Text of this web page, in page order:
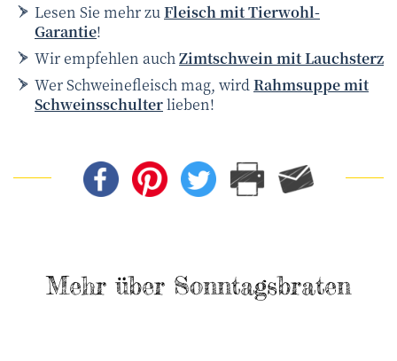
Lesen Sie mehr zuFleisch mit Tierwohl-
Garantie!
Wir empfehlen auchZimtschwein mit Lauchsterz
Wer Schweinefleisch mag, wirdRahmsuppe mit
Schweinsschulterlieben!
Mehr über Sonntagsbraten